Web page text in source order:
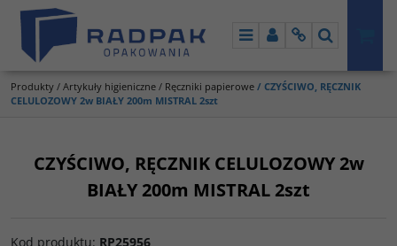
MenuPanelInfoSzukaj
Produkty / Artykuły higieniczne / Ręczniki papierowe / CZYŚCIWO, RĘCZNIK
CELULOZOWY 2w BIAŁY 200m MISTRAL 2szt
CZYŚCIWO, RĘCZNIK CELULOZOWY 2w
BIAŁY 200m MISTRAL 2szt
Kod produktu: RP25956